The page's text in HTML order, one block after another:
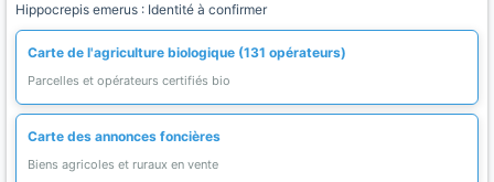
Hippocrepis emerus : Identité à confirmer
Carte de l'agriculture biologique (131 opérateurs)
Parcelles et opérateurs certifiés bio
Carte des annonces foncières
Biens agricoles et ruraux en vente